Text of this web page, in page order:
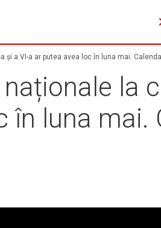
și a VI-a ar putea avea loc în luna mai.
la
în luna mai.